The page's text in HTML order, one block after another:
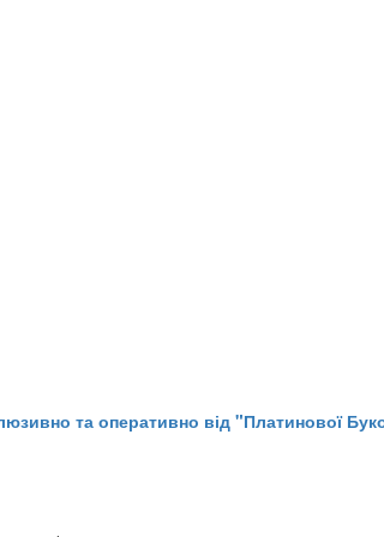
та оперативно від "Платинової